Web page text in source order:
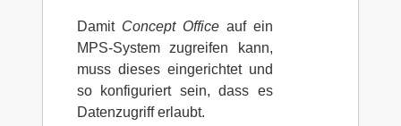
Damit Concept Officeauf ein
MPS-System zugreifen kann,
muss dieses eingerichtet und
so konfiguriert sein, dass es
Datenzugriff erlaubt.